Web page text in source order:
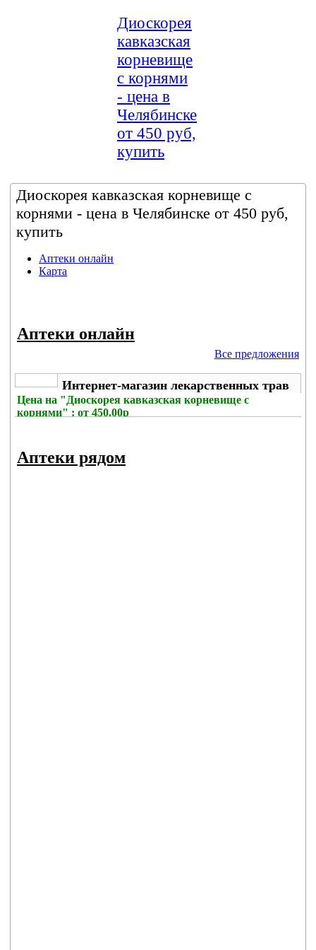
Диоскорея
кавказская
корневище
с корнями
- цена в
Челябинске
от 450 руб,
купить
Диоскорея кавказская корневище с
корнями - цена в Челябинске от 450 руб,
купить
Аптеки онлайн
Карта
Аптеки онлайн
Все предложения
Интернет-магазин лекарственных трав
Цена на "Диоскорея кавказская корневище с
корнями" : от 450.00р
Аптеки рядом